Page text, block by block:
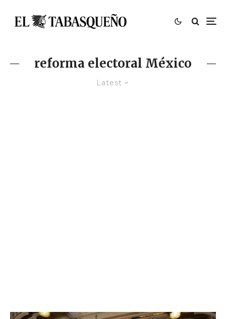
reforma electoral México
Latest